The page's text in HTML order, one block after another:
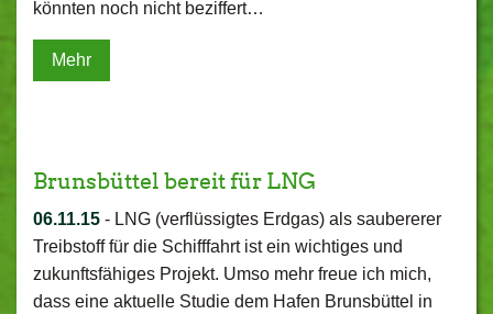
könnten noch nicht beziffert…
Mehr
Brunsbüttel bereit für LNG
06.11.15 - LNG (verflüssigtes Erdgas) als saubererer
Treibstoff für die Schifffahrt ist ein wichtiges und
zukunftsfähiges Projekt. Umso mehr freue ich mich,
dass eine aktuelle Studie dem Hafen Brunsbüttel in